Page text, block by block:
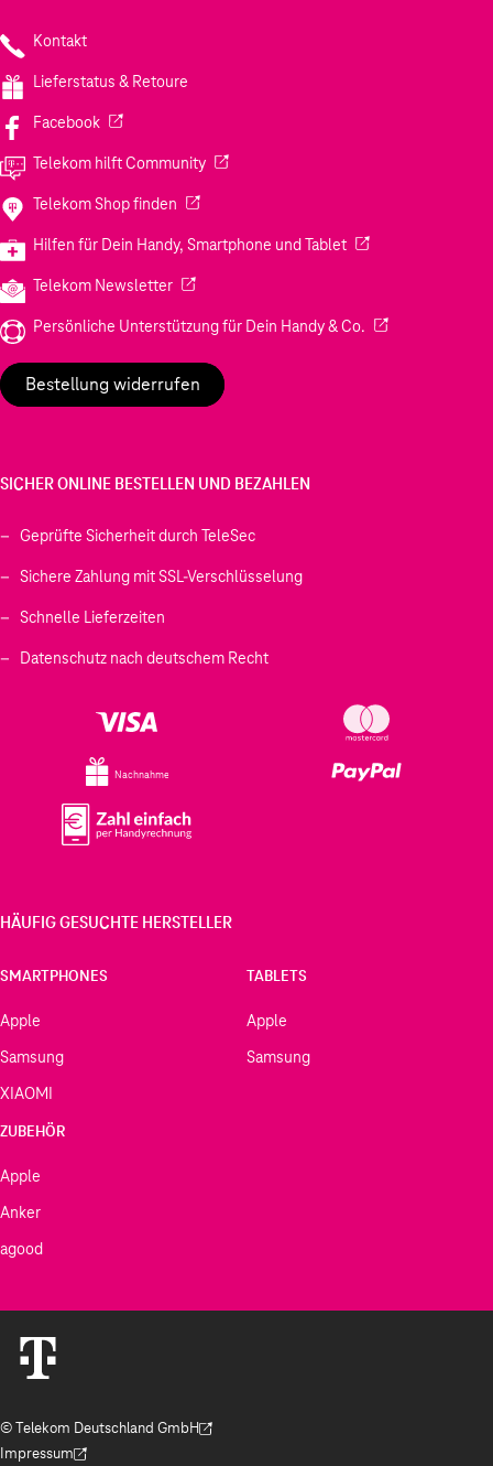
Kontakt
Lieferstatus & Retoure
Facebook(Wird in einem neuen Tab geöffnet)
Telekom hilft Community(Wird in einem neuen Tab geöffnet)
Telekom Shop finden (Wird in einem neuen Tab geöffnet)
Hilfen für Dein Handy, Smartphone und Tablet(Wird in einem
Telekom Newsletter(Wird in einem neuen Tab geöffnet)
Persönliche Unterstützung für Dein Handy & Co. (Wird in einem
Bestellung widerrufen
SICHER ONLINE BESTELLEN UND BEZAHLEN
Geprüfte Sicherheit durch TeleSec
Sichere Zahlung mit SSL-Verschlüsselung
Schnelle Lieferzeiten
Datenschutz nach deutschem Recht
Nachnahme
HÄUFIG GESUCHTE HERSTELLER
SMARTPHONES
Apple
Samsung
XIAOMI
TABLETS
Apple
Samsung
ZUBEHÖR
Apple
Anker
agood
© Telekom Deutschland GmbH
(Der Link wird in einem neuen Tab geöffnet)
Impressum